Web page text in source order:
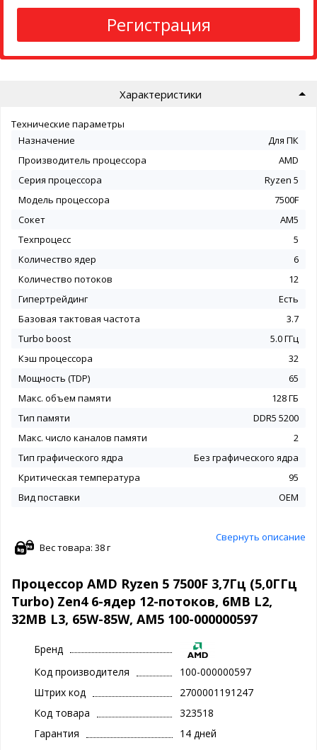
Регистрация
Характеристики
Технические параметры
Назначение
Для ПК
Производитель процессора
AMD
Серия процессора
Ryzen 5
Модель процессора
7500F
Сокет
AM5
Техпроцесс
5
Количество ядер
6
Количество потоков
12
Гипертрейдинг
Есть
Базовая тактовая частота
3.7
Turbo boost
5.0 ГГц
Кэш процессора
32
Мощность (TDP)
65
Макс. объем памяти
128 ГБ
Тип памяти
DDR5 5200
Макс. число каналов памяти
2
Тип графического ядра
Без графического ядра
Критическая температура
95
Вид поставки
OEM
Свернуть описание
Вес товара: 38 г
Процессор AMD Ryzen 5 7500F 3,7Гц (5,0ГГц
Turbo) Zen4 6-ядер 12-потоков, 6MB L2,
32MB L3, 65W-85W, AM5 100-000000597
Бренд
Код производителя
100-000000597
Штрих код
2700001191247
Код товара
323518
Гарантия
14 дней